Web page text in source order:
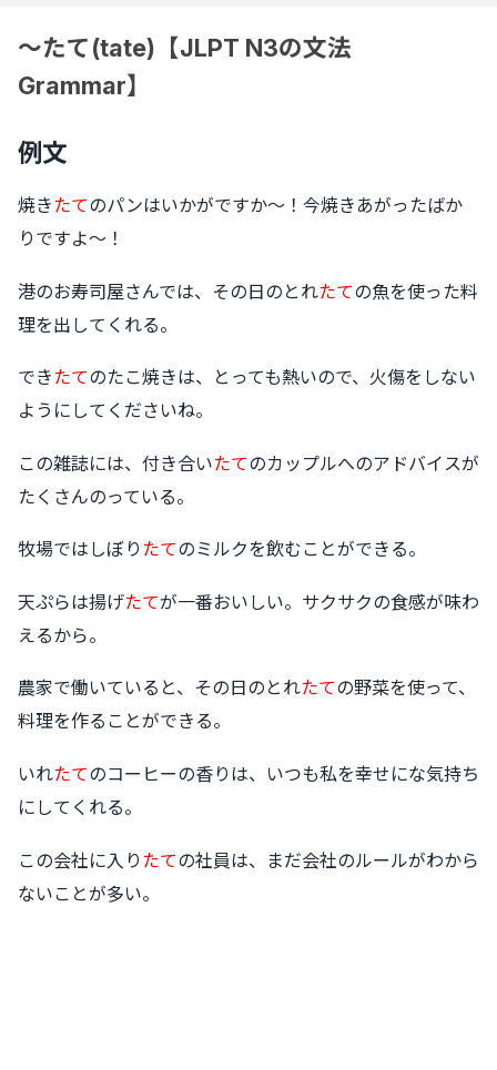
〜たて(tate)【JLPT N3の文法
Grammar】
例文
焼きたてのパンはいかがですか〜！今焼きあがったばか
りですよ〜！
港のお寿司屋さんでは、その日のとれたての魚を使った料
理を出してくれる。
できたてのたこ焼きは、とっても熱いので、火傷をしない
ようにしてくださいね。
この雑誌には、付き合いたてのカップルへのアドバイスが
たくさんのっている。
牧場ではしぼり たてのミルクを飲むことができる。
天ぷらは揚げたてが一番おいしい。サクサクの食感が味わ
えるから。
農家で働いていると、その日のとれたての野菜を使って、
料理を作ることができる。
いれたてのコーヒーの香りは、いつも私を幸せにな気持ち
にしてくれる。
この会社に入り たての社員は、まだ会社のルールがわから
ないことが多い。